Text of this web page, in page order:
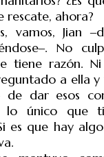
rescate, ahora?
vamos, Jian‒
‒. No
tiene razón.
a ella y
de dar esos
lo único que
es que hay